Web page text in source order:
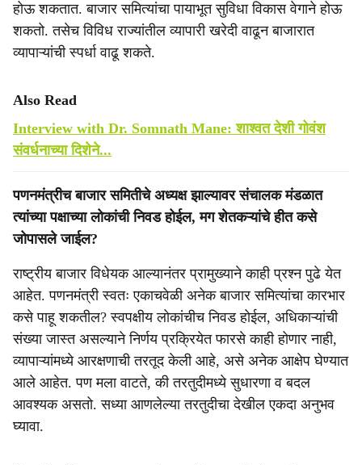
होऊ शकतात. बाजार समित्यांचा पायाभूत सुविधा विकास वेगाने होऊ
शकतो. तसेच विविध राज्यांतील व्यापारी खरेदी वाढून बाजारात
व्यापाऱ्यांची स्पर्धा वाढू शकते.
Also Read
Interview with Dr. Somnath Mane: शाश्‍वत देशी गोवंश
संवर्धनाच्या दिशेने...
पणनमंत्रीच बाजार समितीचे अध्यक्ष झाल्यावर संचालक मंडळात
त्यांच्या पक्षाच्या लोकांची निवड होईल, मग शेतकऱ्यांचे हीत कसे
जोपासले जाईल?
राष्ट्रीय बाजार विधेयक आल्यानंतर प्रामुख्याने काही प्रश्न पुढे येत
आहेत. पणनमंत्री स्वतः एकाचवेळी अनेक बाजार समित्यांचा कारभार
कसे पाहू शकतील? स्वपक्षीय लोकांचीच निवड होईल, अधिकाऱ्यांची
संख्या जास्त असल्याने निर्णय प्रक्रियेत फारसे काही होणार नाही,
व्यापाऱ्यांमध्ये आरक्षणाची तरतूद केली आहे, असे अनेक आक्षेप घेण्यात
आले आहेत. पण मला वाटते, की तरतुदीमध्ये सुधारणा व बदल
आवश्यक असतो. सध्या आणलेल्या तरतुदीचा देखील एकदा अनुभव
घ्यावा.